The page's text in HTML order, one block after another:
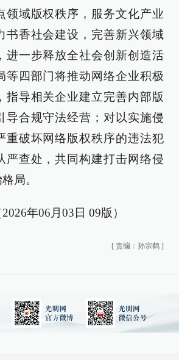
领域版权秩序，服务文化产业
书香社会建设，完善新兴领域
进一步释放全社会创新创造活
等四部门将推动网络企业积极
指导相关企业建立完善内部版
导合规守法经营；对以实施侵
重破坏网络版权秩序的违法犯
严查处，共同构建打击网络侵
局。
年06月03日 09版）
[ 责编：孙宗鹤 ]